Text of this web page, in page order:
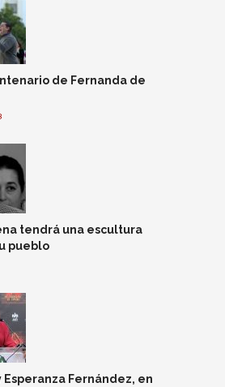
de Fernanda de
tendrá una escultura
pueblo
Esperanza Fernández, en